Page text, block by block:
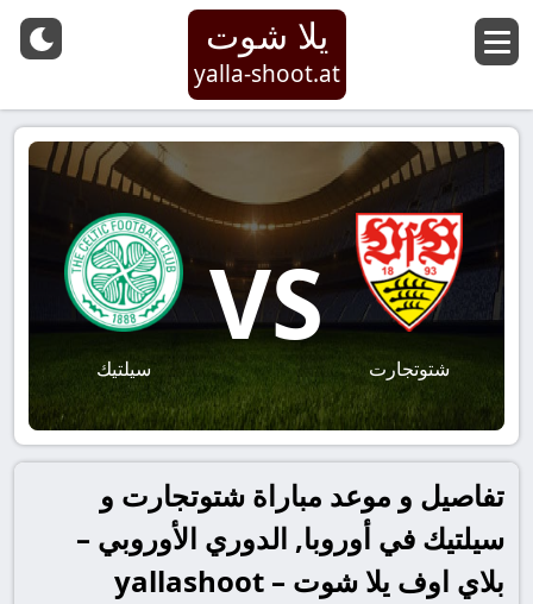
يلا شوت
yalla-shoot.at
شتوتجارت
VS
سيلتيك
تفاصيل و موعد مباراة شتوتجارت و
سيلتيك في أوروبا, الدوري الأوروبي –
بلاي اوف يلا شوت – yallashoot